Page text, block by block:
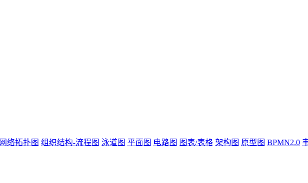
网络拓扑图 组织结构-流程图 泳道图 平面图 电路图 图表/表格 架构图 原型图 BPMN2.0